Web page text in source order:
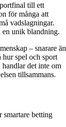
till ett
för många att
vadslagningar.
en unik blandning.
– snarare än
spel och sport
det inte om
tillsammans.
smartare betting